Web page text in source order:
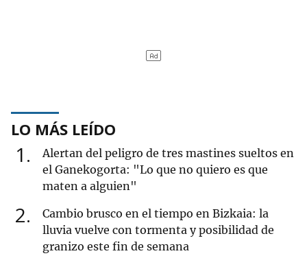
LO MÁS LEÍDO
1
Alertan del peligro de tres mastines sueltos en
el Ganekogorta: "Lo que no quiero es que
maten a alguien"
2
Cambio brusco en el tiempo en Bizkaia: la
lluvia vuelve con tormenta y posibilidad de
granizo este fin de semana